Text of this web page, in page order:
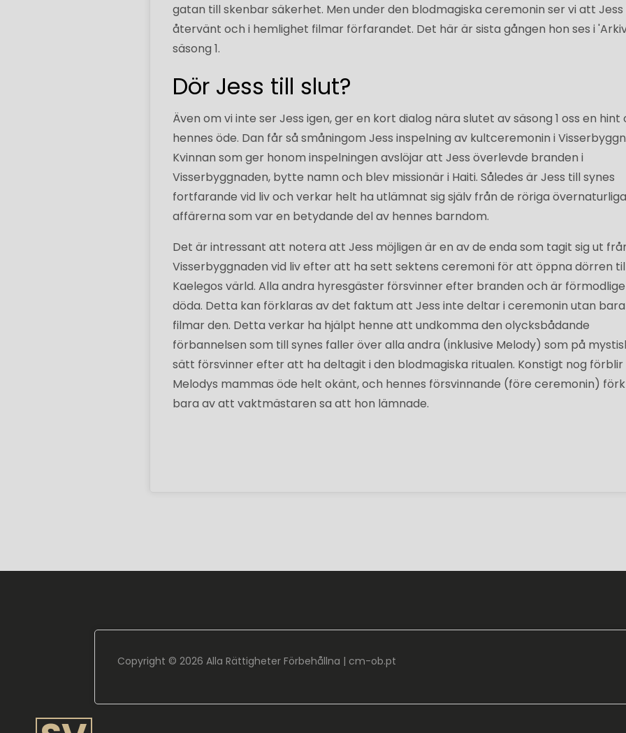
gatan till skenbar säkerhet. Men under den blodmagiska ceremonin ser vi att
återvänt och i hemlighet filmar förfarandet. Det här är sista gången hon ses i 'Arkiv
säsong 1.
Dör Jess till slut?
Även om vi inte ser Jess igen, ger en kort dialog nära slutet av säsong 1 oss en hint
hennes öde. Dan får så småningom Jess inspelning av kultceremonin i
Kvinnan som ger honom inspelningen avslöjar att Jess överlevde branden i
Visserbyggnaden, bytte namn och blev missionär i Haiti. Således är Jess till synes
fortfarande vid liv och verkar helt ha utlämnat sig själv från de röriga övernaturliga
affärerna som var en betydande del av hennes barndom.
Det är intressant att notera att Jess möjligen är en av de enda som tagit sig ut
Visserbyggnaden vid liv efter att ha sett sektens ceremoni för att öppna dörren
Kaelegos värld. Alla andra hyresgäster försvinner efter branden och är
döda. Detta kan förklaras av det faktum att Jess inte deltar i ceremonin utan bara
filmar den. Detta verkar ha hjälpt henne att undkomma den olycksbådande
förbannelsen som till synes faller över alla andra (inklusive Melody) som på
sätt försvinner efter att ha deltagit i den blodmagiska ritualen. Konstigt nog förblir
Melodys mammas öde helt okänt, och hennes försvinnande (före ceremonin)
bara av att vaktmästaren sa att hon lämnade.
Copyright © 2026 Alla Rättigheter Förbehållna | cm-ob.pt